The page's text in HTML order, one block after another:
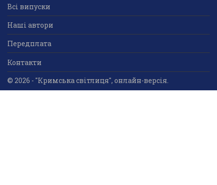
Всі випуски
Наші автори
Передплата
Контакти
© 2026 - "Кримська світлиця", онлайн-версія.